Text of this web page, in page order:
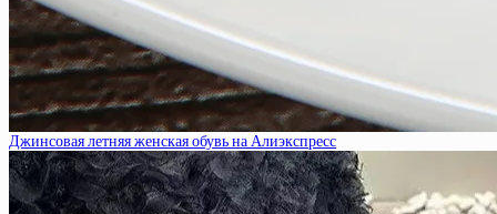
Джинсовая летняя женская обувь на Алиэкспресс